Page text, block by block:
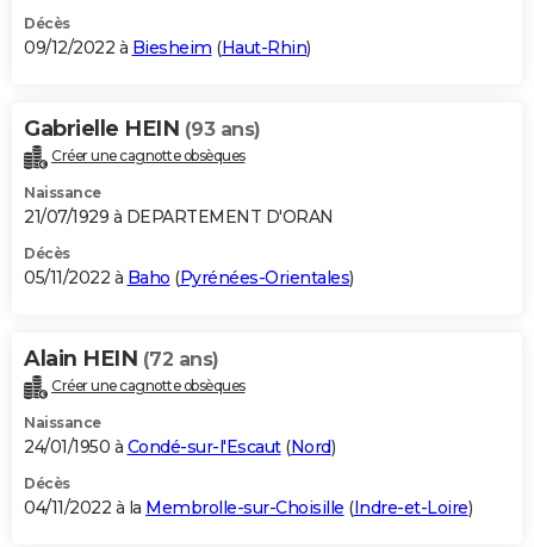
Décès
09/12/2022 à Biesheim (Haut-Rhin)
Gabrielle HEIN (93 ans)
Créer une cagnotte obsèques
Naissance
21/07/1929 à DEPARTEMENT D'ORAN
Décès
05/11/2022 à Baho (Pyrénées-Orientales)
Alain HEIN (72 ans)
Créer une cagnotte obsèques
Naissance
24/01/1950 à Condé-sur-l'Escaut(Nord)
Décès
04/11/2022 à la Membrolle-sur-Choisille (Indre-et-Loire)